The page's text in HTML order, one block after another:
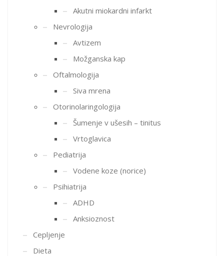
Akutni miokardni infarkt
Nevrologija
Avtizem
Možganska kap
Oftalmologija
Siva mrena
Otorinolaringologija
Šumenje v ušesih – tinitus
Vrtoglavica
Pediatrija
Vodene koze (norice)
Psihiatrija
ADHD
Anksioznost
Cepljenje
Dieta